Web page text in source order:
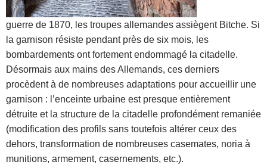
guerre de 1870, les troupes allemandes assiègent Bitche. Si
la garnison résiste pendant près de six mois, les
bombardements ont fortement endommagé la citadelle.
Désormais aux mains des Allemands, ces derniers
procèdent à de nombreuses adaptations pour accueillir une
garnison : l’enceinte urbaine est presque entièrement
détruite et la structure de la citadelle profondément remaniée
(modification des profils sans toutefois altérer ceux des
dehors, transformation de nombreuses casemates, noria à
munitions, armement, casernements, etc.).